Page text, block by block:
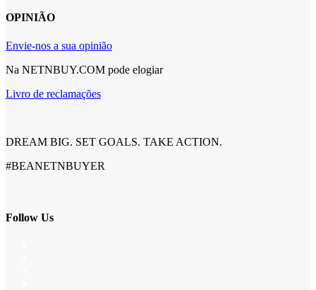
OPINIÃO
Envie-nos a sua opinião
Na NETNBUY.COM pode elogiar
Livro de reclamações
DREAM BIG. SET GOALS. TAKE ACTION.
#BEANETNBUYER
Follow Us